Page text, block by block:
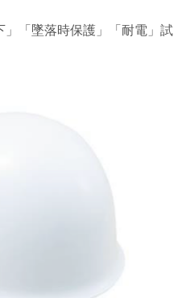
」「墜落時保護」「耐電」試